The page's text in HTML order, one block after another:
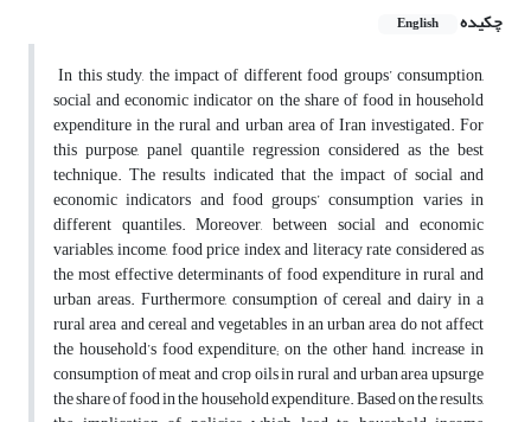
چکیده
English
In this study, the impact of different food groups’ consumption,
social and economic indicator on the share of food in household
expenditure in the rural and urban area of Iran investigated. For
this purpose, panel quantile regression considered as the best
technique. The results indicated that the impact of social and
economic indicators and food groups’ consumption varies in
different quantiles. Moreover, between social and economic
variables, income, food price index and literacy rate considered as
the most effective determinants of food expenditure in rural and
urban areas. Furthermore, consumption of cereal and dairy in a
rural area and cereal and vegetables in an urban area do not affect
the household’s food expenditure; on the other hand, increase in
consumption of meat and crop oils in rural and urban area upsurge
the share of food in the household expenditure. Based on the results,